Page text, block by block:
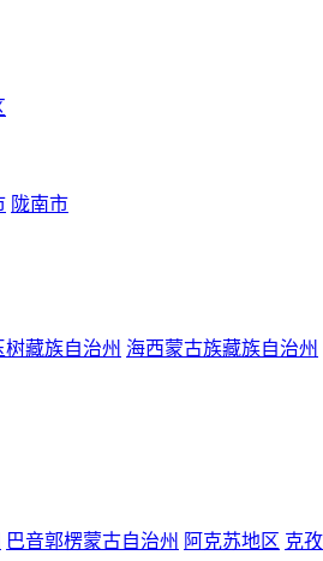
陇南市
树藏族自治州 海西蒙古族藏族自治州
巴音郭楞蒙古自治州 阿克苏地区 克